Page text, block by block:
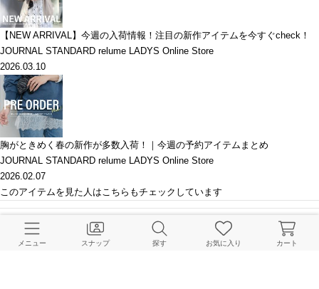
【NEW ARRIVAL】今週の入荷情報！注目の新作アイテムを今すぐcheck！
JOURNAL STANDARD relume LADYS Online Store
2026.03.10
胸がときめく春の新作が多数入荷！｜今週の予約アイテムまとめ
JOURNAL STANDARD relume LADYS Online Store
2026.02.07
このアイテムを見た人はこちらもチェックしています
HOME JOURNAL STANDARD relume ジャケット･スーツ ジレ リネンライクAライ
メニュー スナップ 探す お気に入り カート